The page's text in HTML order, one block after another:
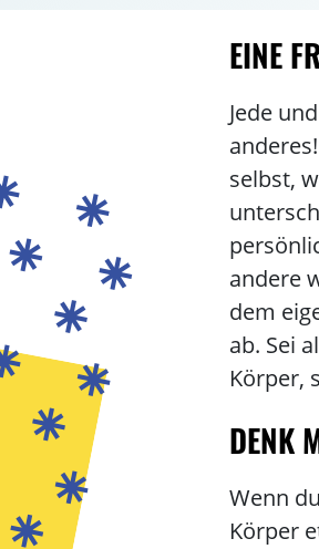
EINE
Jede
selbst,
andere
dem
ab. Sei
Körper,
DENK
Wenn
Körper